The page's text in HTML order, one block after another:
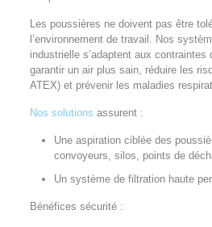
Les poussières ne doivent pas être
l’environnement de travail. Nos
industrielle s’adaptent aux contraintes
garantir un air plus sain, réduire les
ATEX) et prévenir les maladies
Nos solutions assurent :
Une aspiration ciblée des
convoyeurs, silos, points de
Un système de filtration haute
Bénéfices sécurité :